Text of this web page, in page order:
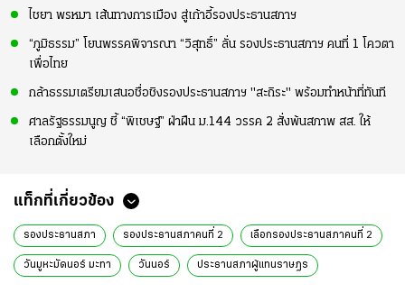
ไชยา พรหมา เส้นทางการเมือง สู่เก้าอี้รองประธานสภาฯ
“ภูมิธรรม” โยนพรรคพิจารณา “วิสุทธิ์” ลั่น รองประธานสภาฯ คนที่ 1 โควตา
เพื่อไทย
กล้าธรรมเตรียมเสนอชื่อชิงรองประธานสภาฯ "สะถิระ" พร้อมทำหน้าที่ทันที
ศาลรัฐธรรมนูญ ชี้ “พิเชษฐ์” ฝ่าฝืน ม.144 วรรค 2 สั่งพ้นสภาพ สส. ให้
เลือกตั้งใหม่
แท็กที่เกี่ยวข้อง
รองประธานสภา รองประธานสภาคนที่ 2 เลือกรองประธานสภาคนที่ 2
วันมูหะมัดนอร์ มะทา วันนอร์ ประธานสภาผู้แทนราษฎร